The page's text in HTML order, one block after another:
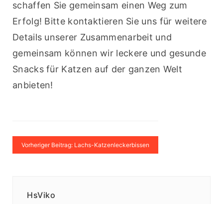
schaffen Sie gemeinsam einen Weg zum
Erfolg! Bitte kontaktieren Sie uns für weitere
Details unserer Zusammenarbeit und
gemeinsam können wir leckere und gesunde
Snacks für Katzen auf der ganzen Welt
anbieten!
Vorheriger Beitrag: Lachs-Katzenleckerbissen
HsViko